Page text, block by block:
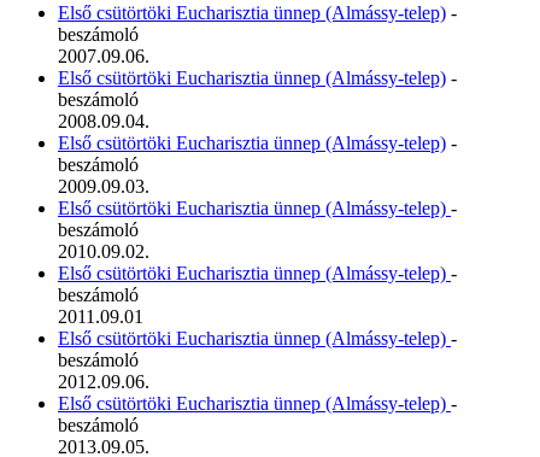
Első csütörtöki Eucharisztia ünnep (Almássy-telep) -
beszámoló
2007.09.06.
Első csütörtöki Eucharisztia ünnep (Almássy-telep) -
beszámoló
2008.09.04.
Első csütörtöki Eucharisztia ünnep (Almássy-telep) -
beszámoló
2009.09.03.
Első csütörtöki Eucharisztia ünnep (Almássy-telep) -
beszámoló
2010.09.02.
Első csütörtöki Eucharisztia ünnep (Almássy-telep) -
beszámoló
2011.09.01
Első csütörtöki Eucharisztia ünnep (Almássy-telep) -
beszámoló
2012.09.06.
Első csütörtöki Eucharisztia ünnep (Almássy-telep) -
beszámoló
2013.09.05.